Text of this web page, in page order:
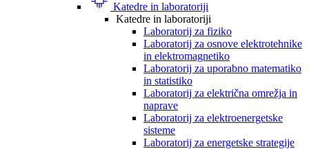
Katedre in laboratoriji
Katedre in laboratoriji
Laboratorij za fiziko
Laboratorij za osnove elektrotehnike
in elektromagnetiko
Laboratorij za uporabno matematiko
in statistiko
Laboratorij za električna omrežja in
naprave
Laboratorij za elektroenergetske
sisteme
Laboratorij za energetske strategije